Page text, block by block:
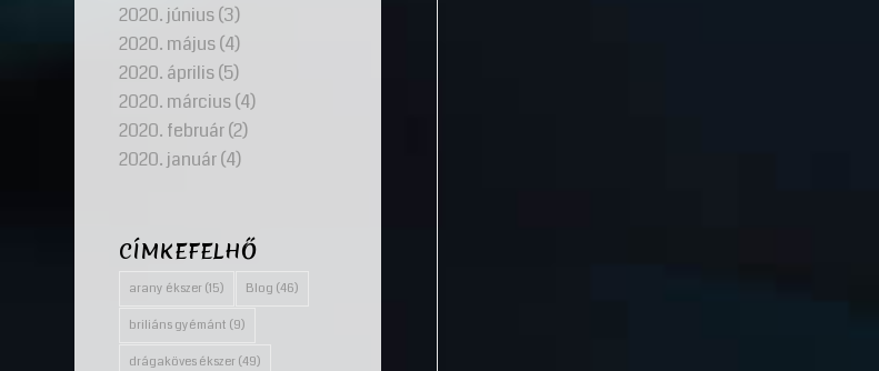
2020. június(3)
2020. május(4)
2020. április(5)
2020. március(4)
2020. február(2)
2020. január(4)
CÍMKEFELHŐ
arany ékszer (15) Blog (46)
briliáns gyémánt (9)
drágaköves ékszer (49)